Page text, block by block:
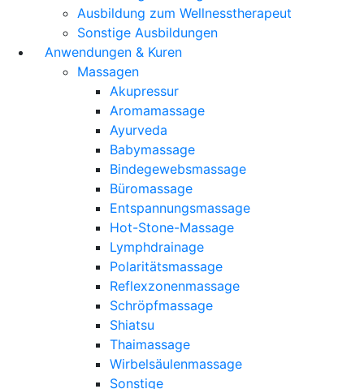
Ausbildung zum Wellnesstherapeut
Sonstige Ausbildungen
Anwendungen & Kuren
Massagen
Akupressur
Aromamassage
Ayurveda
Babymassage
Bindegewebsmassage
Büromassage
Entspannungsmassage
Hot-Stone-Massage
Lymphdrainage
Polaritätsmassage
Reflexzonenmassage
Schröpfmassage
Shiatsu
Thaimassage
Wirbelsäulenmassage
Sonstige